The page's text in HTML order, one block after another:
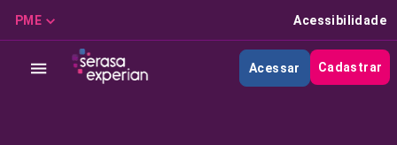
PME Acessibilidade
Acessar Cadastrar